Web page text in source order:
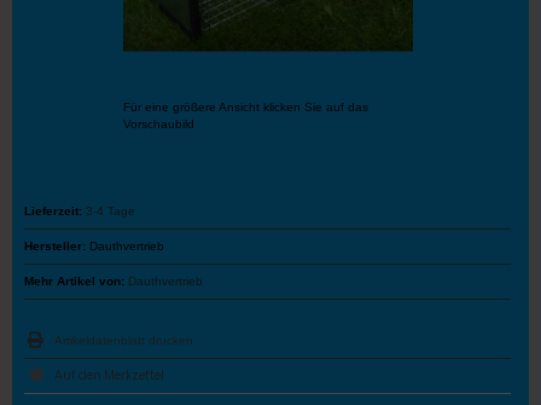
Für eine größere Ansicht klicken Sie auf das
Vorschaubild
Lieferzeit: 3-4 Tage
Hersteller: Dauthvertrieb
Mehr Artikel von: Dauthvertrieb
Artikeldatenblatt drucken